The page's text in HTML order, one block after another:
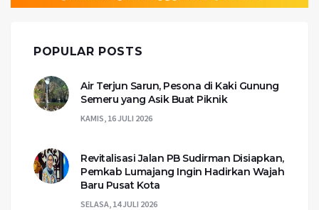
POPULAR POSTS
Air Terjun Sarun, Pesona di Kaki Gunung
Semeru yang Asik Buat Piknik
KAMIS, 16 JULI 2026
Revitalisasi Jalan PB Sudirman Disiapkan,
Pemkab Lumajang Ingin Hadirkan Wajah
Baru Pusat Kota
SELASA, 14 JULI 2026